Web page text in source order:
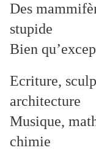
Des
stupide
Bien
Ecriture,
architecture
Musique,
chimie